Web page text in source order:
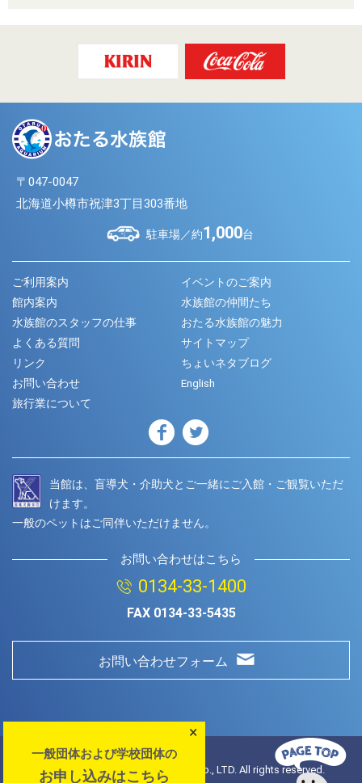
〒047-0047
北海道小樽市祝津3丁目303番地
駐車場／約1,000台
ご利用案内
イベントのご案内
館内案内
水族館の仲間たち
水族館のスタッフの仕事
おたる水族館の魅力
よくある質問
サイトマップ
リンク
ちょいネタブログ
お問い合わせ
English
旅行業について
当館は、盲導犬・介助犬とご一緒にご入館・ご観覧いただ
けます。
一般のペットはご同伴いただけません。
お問い合わせはこちら
0134-33-1400
FAX 0134-33-5435
お問い合わせフォーム
© Copyright 2026 Otaru Aquarium.Co., LTD. All rights reserved.
×
一般団体および学校団体の
お申し込みはこちら